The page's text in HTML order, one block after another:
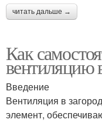
читать дальше →
Как
вентиляцию
Введение
Вентиляция в
элемент,